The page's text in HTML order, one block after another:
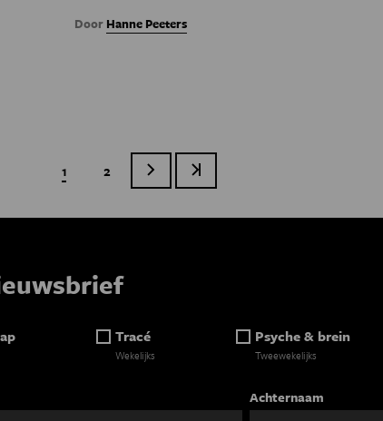
Door Hanne Peeters
Huidige pagina
1 Page
2 Volgende pagina
Laatste pagina
Tracé
Wekelijks
Psyche & brein
Tweewekelijks
Achternaam